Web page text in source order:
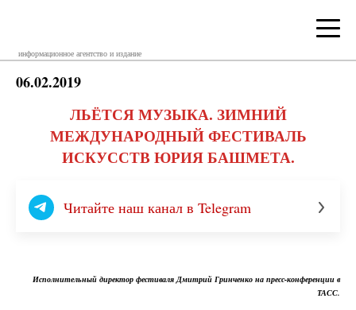
информационное агентство и издание
06.02.2019
ЛЬЁТСЯ МУЗЫКА. ЗИМНИЙ
МЕЖДУНАРОДНЫЙ ФЕСТИВАЛЬ
ИСКУССТВ ЮРИЯ БАШМЕТА.
Читайте наш канал в Telegram
Исполнительный директор фестиваля Дмитрий Гринченко на пресс-конференции в
ТАСС.